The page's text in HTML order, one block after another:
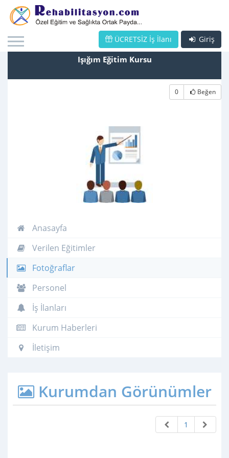
Giriş
ÜCRETSİZ İş İlanı
Işığım Eğitim Kursu
0 Beğen
Anasayfa
Verilen Eğitimler
Fotoğraflar
Personel
İş İlanları
Kurum Haberleri
İletişim
Kurumdan Görünümler
1